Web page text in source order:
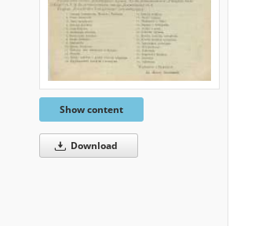
Show content
Download